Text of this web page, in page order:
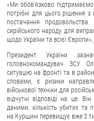
Публічні закупівлі
Внутрішній аудит
ДЕРЖАВНИЙ РЕЄСТР САНКЦІЙ
«Ми обовʼязково
потрібні для цього рішення
постачання
сирійського народу для
щодо України та всієї
Президент України
головнокомандувач ЗСУ
ситуацію на фронті та в
словами, є ризики
військової техніки для
відчутні відповіді на це.
даними, кількість убитих та
на Курщині перевищує вже 3